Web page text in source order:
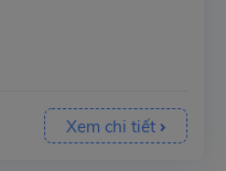
Xem chi tiết